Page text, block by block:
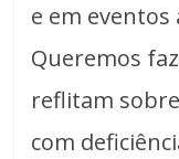
e em
Queremos
reflitam
com